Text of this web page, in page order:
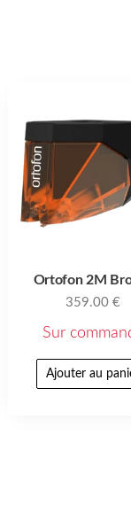
Ortofon 2M
359.00€
Sur
Ajouter au